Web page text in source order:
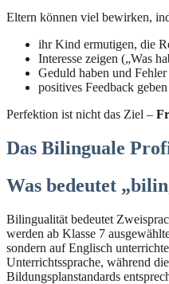
Eltern können viel bewirken,
ihr Kind ermutigen, die
Interesse zeigen („Was
Geduld haben und Fehler
positives Feedback geben
Perfektion ist nicht das Ziel –
Das Bilinguale
Was bedeutet
Bilingualität bedeutet
werden ab Klasse 7
sondern auf Englisch
Unterrichtssprache, während
Bildungsplanstandards